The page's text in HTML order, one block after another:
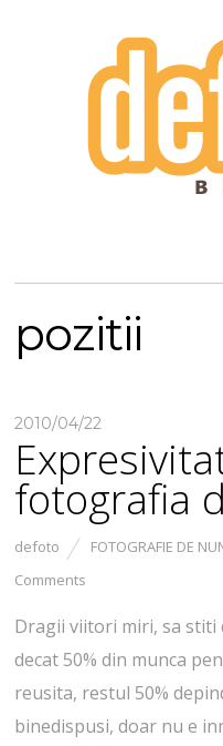
pozitii
2010/04/22
fotografia
defoto FOTOGRAFIE DE
Comments
Dragii viitori miri, sa
decat 50% din munca
reusita, restul 50%
binedispusi, doar nu e